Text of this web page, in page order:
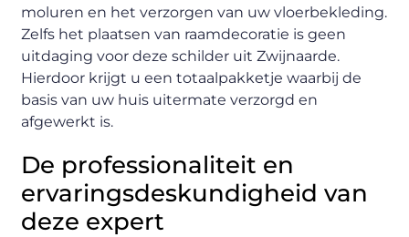
moluren en het verzorgen van uw vloerbekleding.
Zelfs het plaatsen van raamdecoratie is geen
uitdaging voor deze schilder uit Zwijnaarde.
Hierdoor krijgt u een totaalpakketje waarbij de
basis van uw huis uitermate verzorgd en
afgewerkt is.
De professionaliteit en
ervaringsdeskundigheid van
deze expert